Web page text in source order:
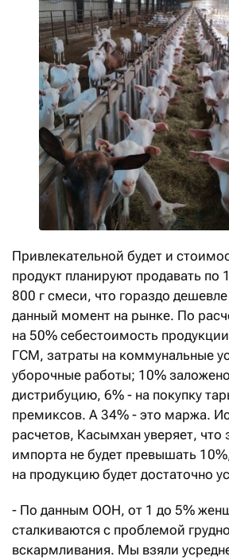
Привлекательной будет и
продукт планируют продавать по
800 г смеси, что гораздо
данный момент на рынке. По
на 50% себестоимость
ГСМ, затраты на коммунальные
уборочные работы; 10%
дистрибуцию, 6% - на покупку
премиксов. А 34% - это маржа.
расчетов, Касымхан уверяет, что
импорта не будет превышать
на продукцию будет достаточно
- По данным ООН, от 1 до 5%
сталкиваются с проблемой
вскармливания. Мы взяли